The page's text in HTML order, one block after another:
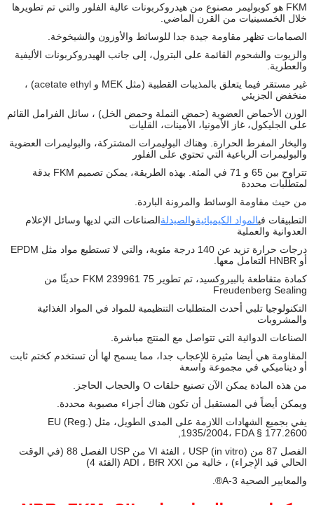
FKM هو كوبوليمر مصنوع من هيدروكربونات عالية الفلور والتي تم تطويرها
خلال الخمسينيات من القرن الماضي.
الصمامات تظهر مقاومة جيدة جدا للوسائط والأوزون والشيخوخة.
والزيوت والشحوم القائمة على البترول، إلى جانب الهيدروكربونات الأليفية
والعطرية.
غير مستقر فيما يتعلق بالمذيبات القطبية (مثل MEK و acetate ethyl) ،
منخفض الجزيئي
الوزن الأحماض العضوية (حمض النملة وحمض الخل) ، سائل الفرامل القائم
على الجليكول، غاز الأمونيا، الأمينات، القليات
والبخار المفرط الحرارة. وهناك البوليمرات المشتركة، والبوليمرات العضوية
والبوليمرات الرباعية التي تحتوي على الفلور
تتراوح بين 65 و 71 في المئة. بهذه الطريقة، يمكن تصميم FKM بدقة
لمتطلبات محددة
من حيث مقاومة الوسائط والمرونة الباردة.
التطبيقات فيالمواد الكيميائيةوالصيدلةالصناعات التي لديها وسائل الإعلام
العدوانية والعملية
درجات حرارة تزيد عن 140 درجة مئوية، والتي لا تستطيع مواد مثل EPDM
أو HNBR التعامل معها.
كمادة متقاطعة بالبيروكسيد، تم تطوير 75 FKM 239961 حديثًا من
Freudenberg Sealing
التكنولوجيا تلبي أحدث المتطلبات التنظيمية للمواد في المواد الغذائية
والمشروبات
الصناعات الدوائية التي تتواصل مع المنتج مباشرة.
المقاومة هي أيضا مثيرة للإعجاب جدا، مما يسمح لها أن تستخدم كختم ثابت
أو ديناميكي في مجموعة واسعة
من هذه المادة يمكن الآن تصنيع حلقات O والحجاب الحاجز.
ويمكن أيضاً في المستقبل أن تكون هناك أجزاء مصبوبة محددة.
يفي بجميع الشهادات اللازمة على المدى الطويل، مثل EU (Reg.)
1935/2004، FDA § 177.2600,
الفصل 87 من USP (in vitro) ، الفئة VI من USP الفصل 88 (في الوقت
الحالي قيد الإجراء) ، خالية من ADI ، BfR XXI (الفئة 4)
والمعايير الصحية 3-A®.